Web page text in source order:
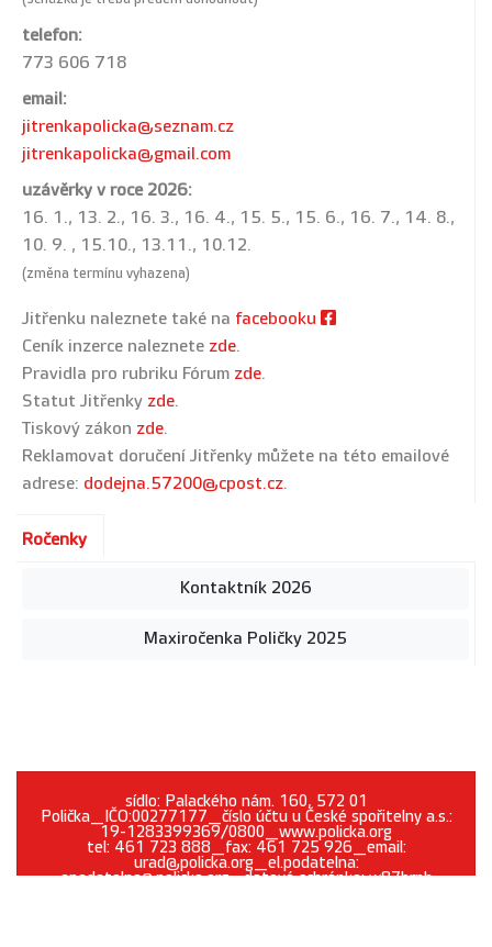
telefon:
773 606 718
email:
jitrenkapolicka@seznam.cz
jitrenkapolicka@gmail.com
uzávěrky v roce 2026:
16. 1., 13. 2., 16. 3., 16. 4., 15. 5., 15. 6., 16. 7., 14. 8.,
10. 9. , 15.10., 13.11., 10.12.
(změna termínu vyhazena)
Jitřenku naleznete také na facebooku
Ceník inzerce naleznete zde.
Pravidla pro rubriku Fórum zde.
Statut Jitřenky zde.
Tiskový zákon zde.
Reklamovat doručení Jitřenky můžete na této emailové
adrese: dodejna.57200@cpost.cz.
Ročenky
Kontaktník 2026
Maxiročenka Poličky 2025
sídlo: Palackého nám. 160, 572 01
Polička_IČO:00277177_číslo účtu u České spořitelny a.s.:
19-1283399369/0800_www.policka.org
tel: 461 723 888_fax: 461 725 926_email:
urad@policka.org_el.podatelna:
epodatelna@policka.org_datová schránka: w87brph